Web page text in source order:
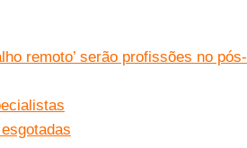
remoto’ serão profissões no pós-